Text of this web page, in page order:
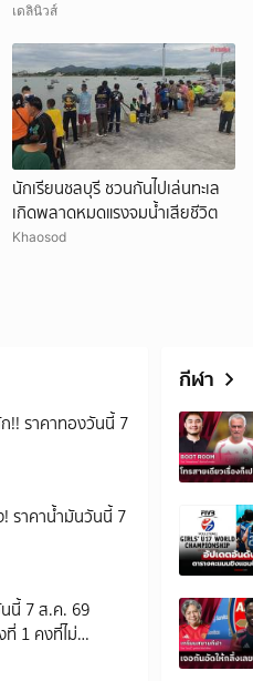
เดลินิวส์
นักเรียนชลบุรี ชวนกันไปเล่นทะเล
เกิดพลาดหมดแรงจมน้ำเสียชีวิต
Khaosod
!! ราคาทองวันนี้ 7
! ราคาน้ำมันวันนี้ 7
นี้ 7 ส.ค. 69
ที่ 1 คงที่ไม่
กีฬา